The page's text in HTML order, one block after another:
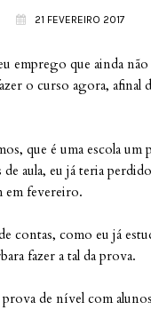
21 FEVEREIRO 2017
emprego que ainda
o curso agora, afinal
que é uma escola um
aula, eu já teria
em fevereiro.
contas, como eu já
fazer a tal da prova.
de nível com